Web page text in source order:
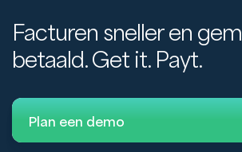
Facturen sneller en
betaald. Get it. Payt.
Plan een demo